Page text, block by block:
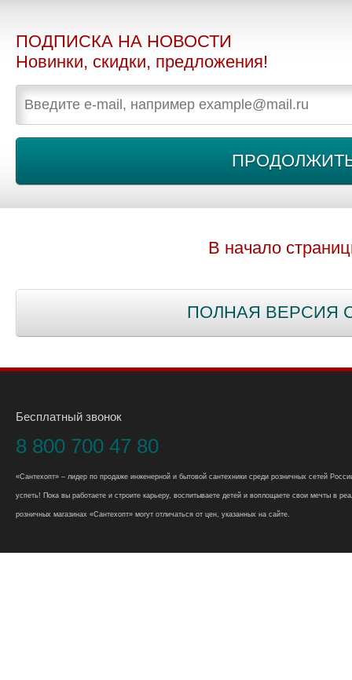
ПОДПИСКА НА НОВОСТИ
Новинки, скидки, предложения!
В начало
ПОЛНАЯ ВЕРСИЯ
Бесплатный звонок
8 800 700 47 80
«Сантехопт» – лидер по продаже инженерной и бытовой сантехники среди розничных сетей
успеть! Пока вы работаете и строите карьеру, воспитываете детей и воплощаете свои мечты в
розничных магазинах «Сантехопт» могут отличаться от цен, указанных на сайте.